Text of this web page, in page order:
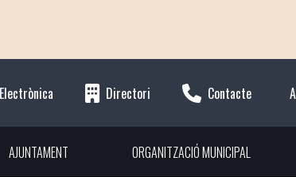
Directori Contacte
AJUNTAMENT ORGANITZACIÓ MUNICIPAL